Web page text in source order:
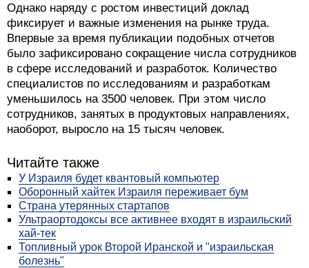
Однако наряду с ростом инвестиций доклад
фиксирует и важные изменения на рынке труда.
Впервые за время публикации подобных отчетов
было зафиксировано сокращение числа сотрудников
в сфере исследований и разработок. Количество
специалистов по исследованиям и разработкам
уменьшилось на 3500 человек. При этом число
сотрудников, занятых в продуктовых направлениях,
наоборот, выросло на 15 тысяч человек.
Читайте также
У Израиля будет квантовый компьютер
Оборонный хайтек Израиля переживает бум
Страна утерянных стартапов
Ультраортодоксы все активнее входят в израильский
хай-тек
Топливный урок Второй Иранской и "израильская
болезнь"